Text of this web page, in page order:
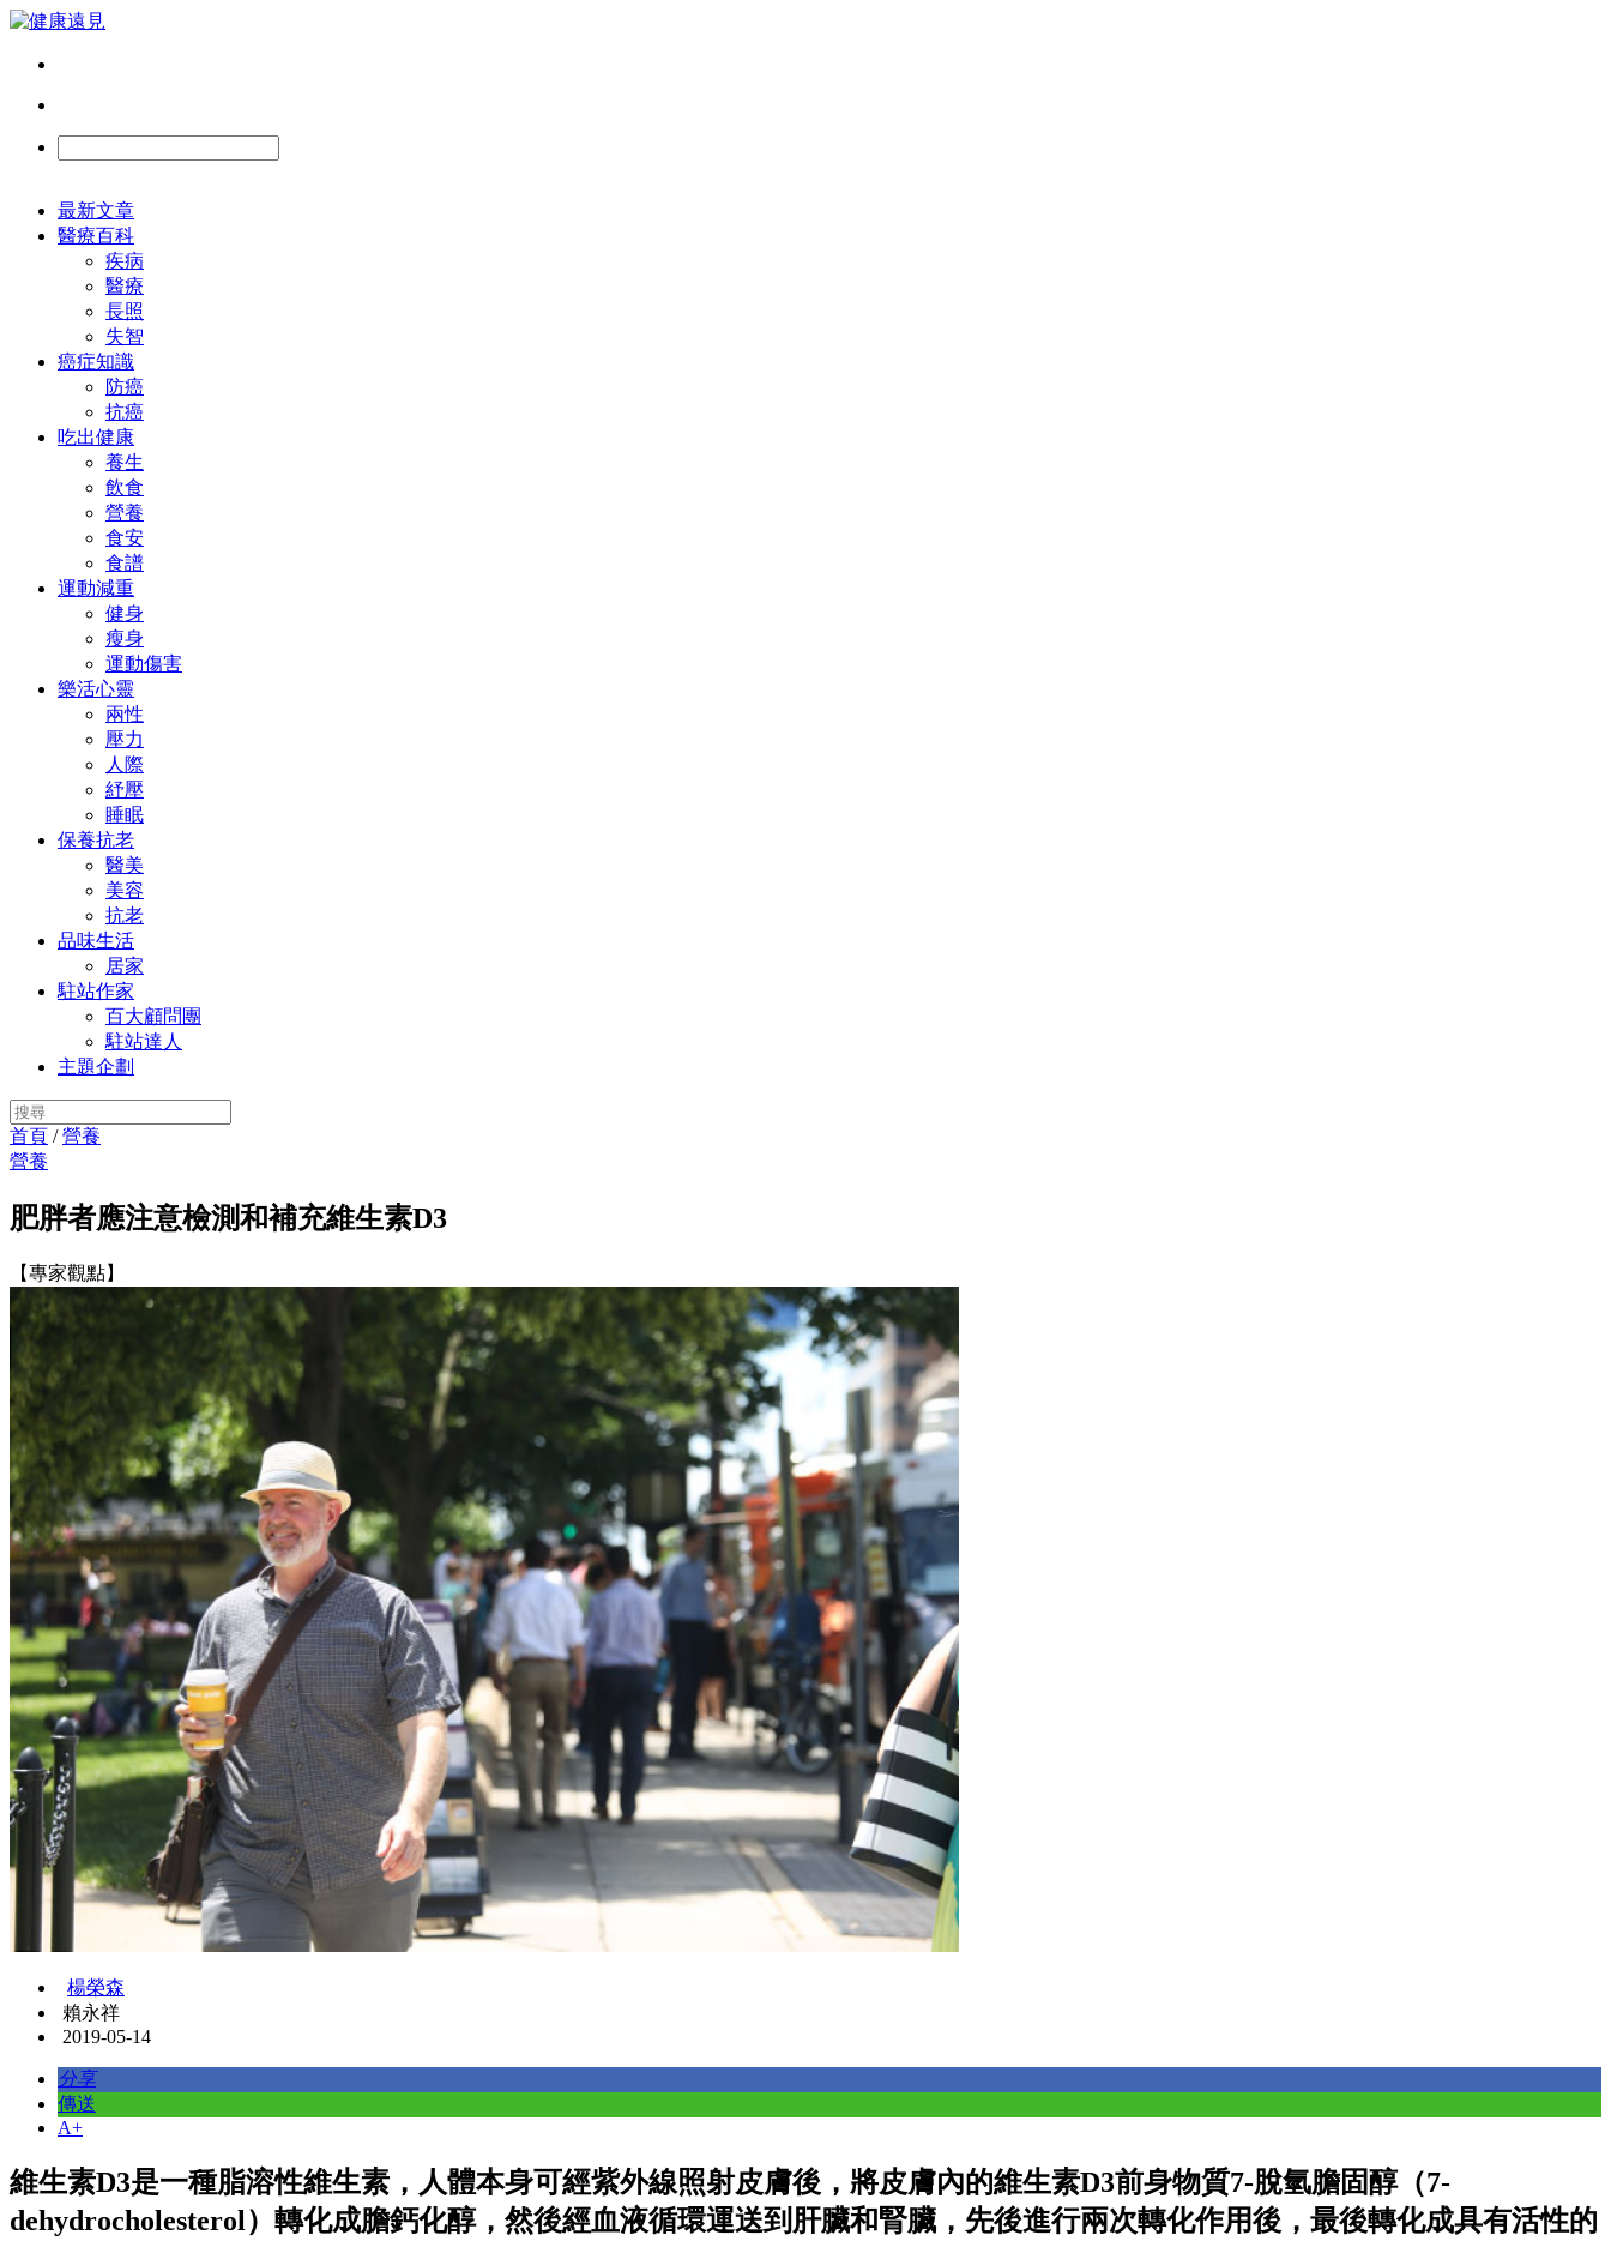
最新文章
醫療百科
疾病
醫療
長照
失智
癌症知識
防癌
抗癌
吃出健康
養生
飲食
營養
食安
食譜
運動減重
健身
瘦身
運動傷害
樂活心靈
兩性
壓力
人際
紓壓
睡眠
保養抗老
醫美
美容
抗老
品味生活
居家
駐站作家
百大顧問團
駐站達人
主題企劃
首頁 /營養
營養
肥胖者應注意檢測和補充維生素D3
【專家觀點】
楊榮森
賴永祥
2019-05-14
分享
傳送
A+
維生素D3是一種脂溶性維生素，人體本身可經紫外線照射皮膚後，將皮膚內的維生素D3前身物質7-脫氫膽固醇（7-
dehydrocholesterol）轉化成膽鈣化醇，然後經血液循環運送到肝臟和腎臟，先後進行兩次轉化作用後，最後轉化成具有活性的